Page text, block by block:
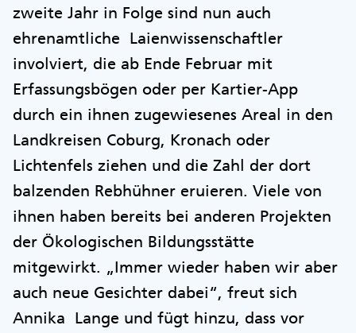
zweite Jahr in Folge sind nun auch
ehrenamtliche Laienwissenschaftler
involviert, die ab Ende Februar mit
Erfassungsbögen oder per Kartier-App
durch ein ihnen zugewiesenes Areal in den
Landkreisen Coburg, Kronach oder
Lichtenfels ziehen und die Zahl der dort
balzenden Rebhühner eruieren. Viele von
ihnen haben bereits bei anderen Projekten
der Ökologischen Bildungsstätte
mitgewirkt. „Immer wieder haben wir aber
auch neue Gesichter dabei“, freut sich
Annika Lange und fügt hinzu, dass vor